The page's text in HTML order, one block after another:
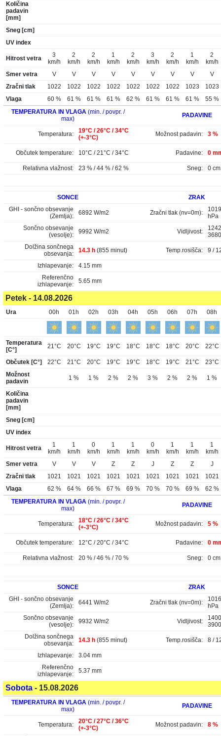
Količina
padavin
[mm]
Sneg [cm]
UV index
Hitrost vetra
3
km/h
2
km/h
2
km/h
1
km/h
2
km/h
3
km/h
2
km/h
1
km/h
2
km/h
Smer vetra
V V V V V V V V
V
Zračni tlak
1022 1022 1022 1022 1022 1022 1022 1023
1023
Vlaga
60 % 61 % 61 % 61 % 62 % 61 % 61 % 61 %
55 %
TEMPERATURA IN VLAGA (min. / povpr. /
max)
PADAVINE
Temperatura:
19°C / 26°C / 34°C
(+-3°C)
Možnost padavin: 3 %
Občutek temperature: 10°C / 21°C / 34°C Padavine: 0
Relativna vlažnost: 23 % / 44 % / 62 % Sneg: 0 cm
SONCE
ZRAK
GHI - sončno obsevanje
(Zemlja):
6892 W/m2 Zračni tlak (nv=0m):
hPa
Sončno obsevanje
(vesolje):
9992 W/m2 Vidljivost:
Dolžina sončnega
obsevanja:
14.3 h (855 minut) Temp.rosišča: 9 /
Izhlapevanje:
4.15 mm
Referenčno
izhlapevanje:
5.65 mm
Petek - 14.08.2026
Ura 00h 01h 02h 03h 04h 05h 06h 07h 08h
Temperatura
[C°]
21°C 20°C 19°C 19°C 18°C 18°C 18°C 20°C 22°C
Občutek [C°] 22°C 21°C 20°C 19°C 19°C 18°C 19°C 21°C
23°C
Možnost
padavin
1 % 1 % 2 % 2 % 3 % 2 % 2 % 1 %
Količina
padavin
[mm]
Sneg [cm]
UV index
Hitrost vetra
1
km/h
1
km/h
0
km/h
1
km/h
1
km/h
0
km/h
1
km/h
1
km/h
1
km/h
Smer vetra
V V V Z Z J Z Z
J
Zračni tlak
1021 1021 1021 1021 1021 1021 1021 1021
1021
Vlaga
62 % 64 % 66 % 67 % 69 % 70 % 70 % 69 %
62 %
TEMPERATURA IN VLAGA (min. / povpr. /
max)
PADAVINE
Temperatura:
18°C / 26°C / 34°C
(+-3°C)
Možnost padavin: 5 %
Občutek temperature: 12°C / 20°C / 34°C Padavine: 0
Relativna vlažnost: 20 % / 46 % / 70 % Sneg: 0 cm
SONCE
ZRAK
GHI - sončno obsevanje
(Zemlja):
6441 W/m2 Zračni tlak (nv=0m):
hPa
Sončno obsevanje
(vesolje):
9932 W/m2 Vidljivost:
Dolžina sončnega
obsevanja:
14.3 h (855 minut) Temp.rosišča: 8 /
Izhlapevanje:
3.04 mm
Referenčno
izhlapevanje:
5.37 mm
Sobota - 15.08.2026
TEMPERATURA IN VLAGA (min. / povpr. /
max)
PADAVINE
Temperatura:
20°C / 27°C / 36°C
(+-3°C)
Možnost padavin: 8 %